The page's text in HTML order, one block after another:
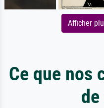
Afficher
Ce que nos